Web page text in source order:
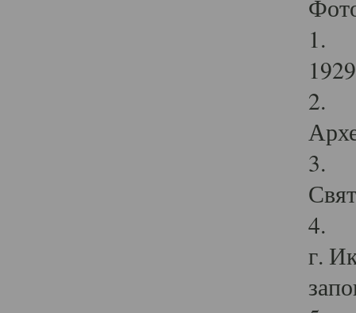
1.
2.
3.
4.
г.